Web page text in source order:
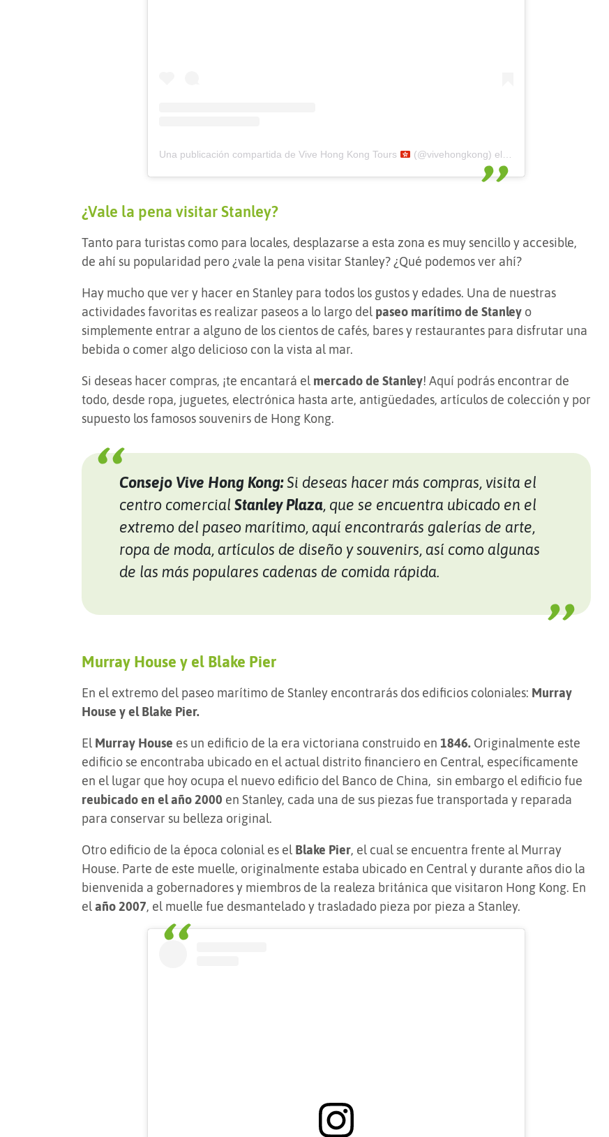
Una publicación compartida de Vive Hong Kong Tours (@vivehongkong) el
¿Vale la pena visitar Stanley?
Tanto para turistas como para locales, desplazarse a esta zona es muy sencillo y accesible,
de ahí su popularidad pero ¿vale la pena visitar Stanley? ¿Qué podemos ver ahí?
Hay mucho que ver y hacer en Stanley para todos los gustos y edades. Una de nuestras
actividades favoritas es realizar paseos a lo largo del paseo marítimo de Stanley o
simplemente entrar a alguno de los cientos de cafés, bares y restaurantes para disfrutar una
bebida o comer algo delicioso con la vista al mar.
Si deseas hacer compras, ¡te encantará el mercado de Stanley! Aquí podrás encontrar de
todo, desde ropa, juguetes, electrónica hasta arte, antigüedades, artículos de colección y por
supuesto los famosos souvenirs de Hong Kong.
Consejo Vive Hong Kong:Si deseas hacer más compras, visita el
centro comercial Stanley Plaza, que se encuentra ubicado en el
extremo del paseo marítimo, aquí encontrarás galerías de arte,
ropa de moda, artículos de diseño y souvenirs, así como algunas
de las más populares cadenas de comida rápida.
Murray House y el Blake Pier
En el extremo del paseo marítimo de Stanley encontrarás dos edificios coloniales: Murray
House y el Blake Pier.
El Murray House es un edificio de la era victoriana construido en 1846. Originalmente este
edificio se encontraba ubicado en el actual distrito financiero en Central, específicamente
en el lugar que hoy ocupa el nuevo edificio del Banco de China, sin embargo el edificio fue
reubicado en el año 2000 en Stanley, cada una de sus piezas fue transportada y reparada
para conservar su belleza original.
Otro edificio de la época colonial es el Blake Pier, el cual se encuentra frente al Murray
House. Parte de este muelle, originalmente estaba ubicado en Central y durante años dio la
bienvenida a gobernadores y miembros de la realeza británica que visitaron Hong Kong. En
elaño 2007, el muelle fue desmantelado y trasladado pieza por pieza a Stanley.